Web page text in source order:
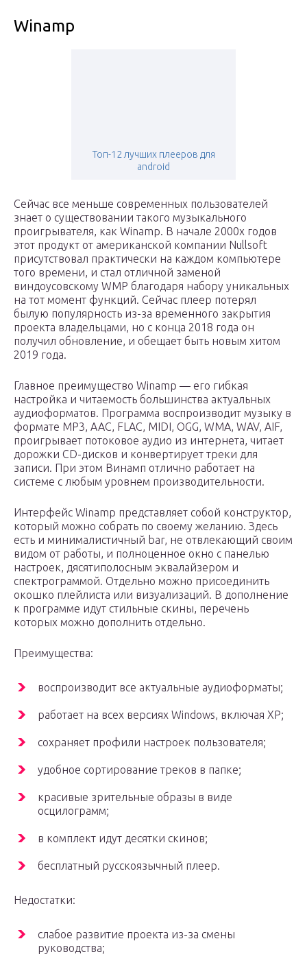
Winamp
Топ-12 лучших плееров для
android
Сейчас все меньше современных пользователей
знает о существовании такого музыкального
проигрывателя, как Winamp. В начале 2000х годов
этот продукт от американской компании Nullsoft
присутствовал практически на каждом компьютере
того времени, и стал отличной заменой
виндоусовскому WMP благодаря набору уникальных
на тот момент функций. Сейчас плеер потерял
былую популярность из-за временного закрытия
проекта владельцами, но с конца 2018 года он
получил обновление, и обещает быть новым хитом
2019 года.
Главное преимущество Winamp — его гибкая
настройка и читаемость большинства актуальных
аудиоформатов. Программа воспроизводит музыку в
формате MP3, AAC, FLAC, MIDI, OGG, WMA, WAV, AIF,
проигрывает потоковое аудио из интернета, читает
дорожки CD-дисков и конвертирует треки для
записи. При этом Винамп отлично работает на
системе с любым уровнем производительности.
Интерфейс Winamp представляет собой конструктор,
который можно собрать по своему желанию. Здесь
есть и минималистичный bar, не отвлекающий своим
видом от работы, и полноценное окно с панелью
настроек, дясятиполосным эквалайзером и
спектрограммой. Отдельно можно присоединить
окошко плейлиста или визуализаций. В дополнение
к программе идут стильные скины, перечень
которых можно дополнить отдельно.
Преимущества:
воспроизводит все актуальные аудиоформаты;
работает на всех версиях Windows, включая XP;
сохраняет профили настроек пользователя;
удобное сортирование треков в папке;
красивые зрительные образы в виде
осцилограмм;
в комплект идут десятки скинов;
бесплатный русскоязычный плеер.
Недостатки:
слабое развитие проекта из-за смены
руководства;